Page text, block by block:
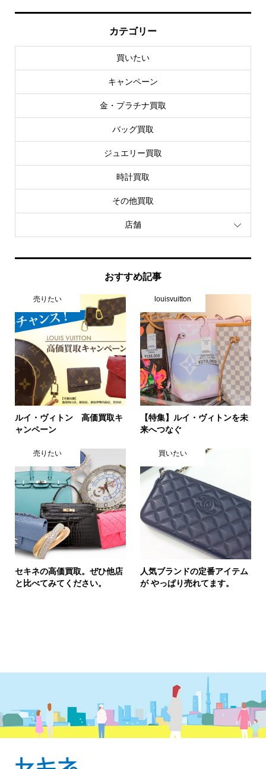
カテゴリー
買いたい
キャンペーン
金・プラチナ買取
バッグ買取
ジュエリー買取
時計買取
その他買取
店舗
おすすめ記事
売りたい
ルイ・ヴィトン 高価買取キ
ャンペーン
louisvuitton
【特集】ルイ・ヴィトンを未
来へつなぐ
売りたい
セキネの高価買取。ぜひ他店
と比べてみてください。
買いたい
人気ブランドの定番アイテム
が やっぱり売れてます。